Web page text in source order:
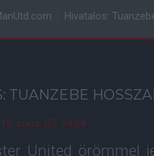
Hivatalos:
TUANZEBE
július. 05. 14:04
United örömmel